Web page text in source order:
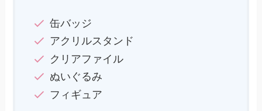
缶バッジ
アクリルスタンド
クリアファイル
ぬいぐるみ
フィギュア